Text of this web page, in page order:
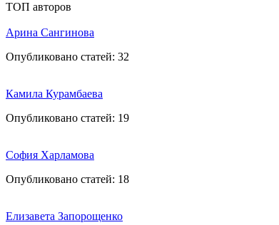
ТОП авторов
Арина Сангинова
Опубликовано статей: 32
Камила Курамбаева
Опубликовано статей: 19
София Харламова
Опубликовано статей: 18
Елизавета Запорощенко